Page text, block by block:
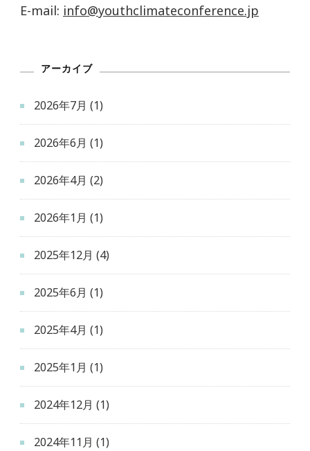
E-mail: info@youthclimateconference.jp
アーカイブ
2026年7月 (1)
2026年6月 (1)
2026年4月 (2)
2026年1月 (1)
2025年12月 (4)
2025年6月 (1)
2025年4月 (1)
2025年1月 (1)
2024年12月 (1)
2024年11月 (1)